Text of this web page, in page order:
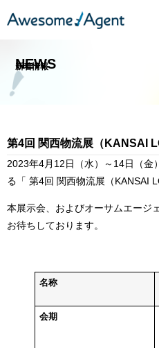
NEWS
新着情報​
第4回 関西物流展（KANSAI
2023年4月12日（水）～14日（金
る「 第4回 関西物流展（KANSAI
本展示会、およびオーサムエージ
お待ちしております。
名称
会期